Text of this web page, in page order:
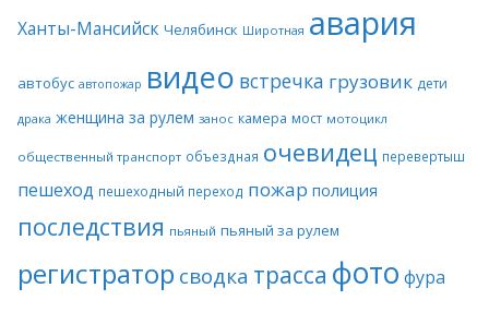
Ханты-Мансийск Челябинск Широтная авария
автобус автопожар видео встречка грузовик дети
драка женщина за рулем занос камера мост мотоцикл
общественный транспорт объездная очевидец перевертыш
пешеход пешеходный переход пожар полиция
последствия пьяный пьяный за рулем
регистратор сводка трасса фото фура